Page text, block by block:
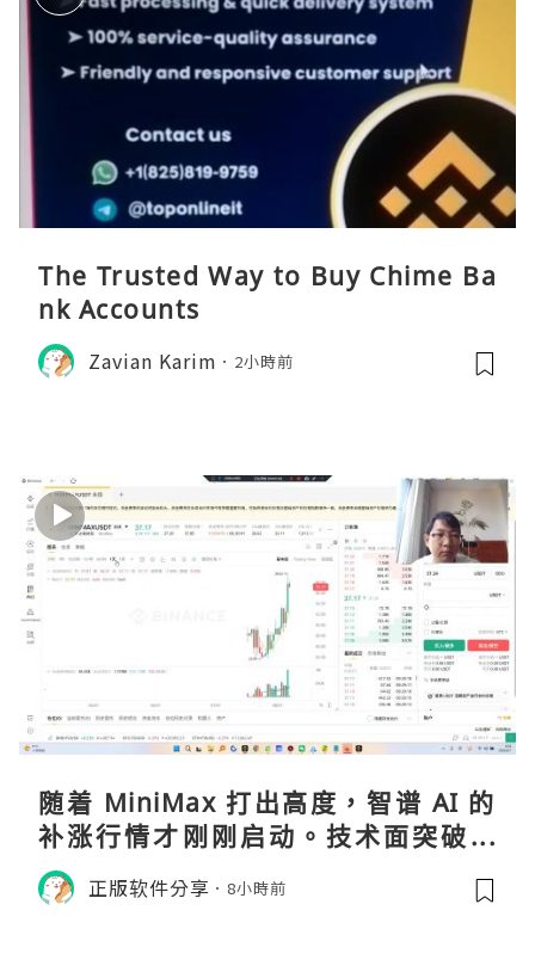
The Trusted Way to Buy Chime Ba
nk Accounts
Zavian Karim 2小時前
随着 MiniMax 打出高度，智谱 AI 的
补涨行情才刚刚启动。技术面突破在
即，基本面逻辑硬朗，目标先看 170，
顺势做多，在巨头上市潮来临前享受泡
正版软件分享 8小時前